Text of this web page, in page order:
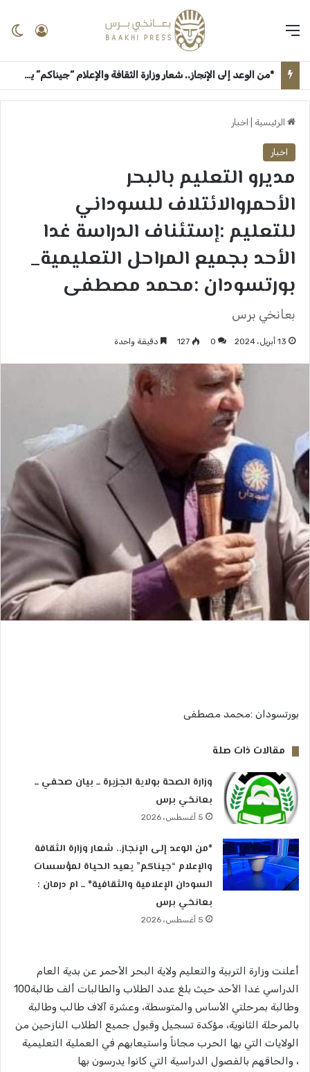
*من الوعد إلى الإنجاز.. شعار وزارة الثقافة والإعلام “جيناكم” يعيد الحياة لمؤسسات السودان الإعلامية والثقافية* ــ ام درمان : بعانخي برس
الرئيسية اخبار
اخبار
مديرو التعليم بالبحر
الأحمروالائتلاف للسوداني
للتعليم :إستئناف الدراسة غدا
الأحد بجميع المراحل التعليمية_
بورتسودان :محمد مصطفى
بعانخي برس
13 أبريل، 2024 0
127 دقيقة واحدة
بورتسودان :محمد مصطفى
مقالات ذات صلة
وزارة الصحة بولاية الجزيرة ــ بيان صحفي ــ
بعانخي برس
5 أغسطس، 2026
*من الوعد إلى الإنجاز.. شعار وزارة الثقافة
والإعلام “جيناكم” يعيد الحياة لمؤسسات
السودان الإعلامية والثقافية* ــ ام درمان :
بعانخي برس
5 أغسطس، 2026
أعلنت وزارة التربية والتعليم ولاية البحر الأحمر عن بدية العام
الدراسي غدا الأحد حيث بلغ عدد الطلاب والطالبات 100‪ألف طالبة
وطالبة بمرحلتي الأساس والمتوسطة، وعشرة آلاف طالب وطالبة
بالمرحلة الثانوية، مؤكدة تسجيل وقبول جميع الطلاب النازحين من
الولايات التي بها الحرب مجاناً واستيعابهم في العملية التعليمية
والحاقهم بالفصول الدراسية التي كانوا يدرسون بها ،